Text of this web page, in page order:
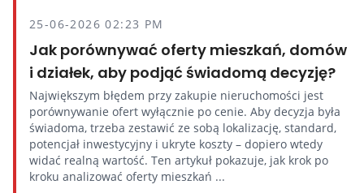
25-06-2026 02:23 PM
Jak porównywać oferty mieszkań, domów
i działek, aby podjąć świadomą decyzję?
Największym błędem przy zakupie nieruchomości jest
porównywanie ofert wyłącznie po cenie. Aby decyzja była
świadoma, trzeba zestawić ze sobą lokalizację, standard,
potencjał inwestycyjny i ukryte koszty – dopiero wtedy
widać realną wartość. Ten artykuł pokazuje, jak krok po
kroku analizować oferty mieszkań ...